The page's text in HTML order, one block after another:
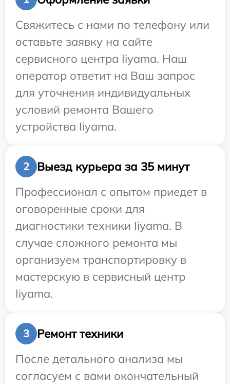
Свяжитесь с нами по телефону или
оставьте заявку на сайте
сервисного центра Iiyama. Наш
оператор ответит на Ваш запрос
для уточнения индивидуальных
условий ремонта Вашего
устройства Iiyama.
2
Выезд курьера за 35 минут
Профессионал с опытом приедет в
оговоренные сроки для
диагностики техники Iiyama. В
случае сложного ремонта мы
организуем транспортировку в
мастерскую в сервисный центр
Iiyama.
3
Ремонт техники
После детального анализа мы
согласуем с вами окончательный